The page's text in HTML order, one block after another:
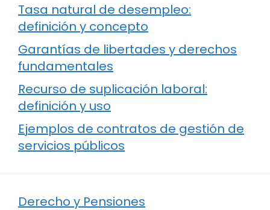
Tasa natural de desempleo:
definición y concepto
Garantías de libertades y derechos
fundamentales
Recurso de suplicación laboral:
definición y uso
Ejemplos de contratos de gestión de
servicios públicos
Derecho y Pensiones